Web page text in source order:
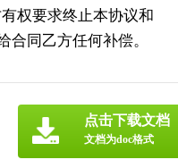
权要求终止本协议和
合同乙方任何补偿。
点击下载文档
文档为doc格式